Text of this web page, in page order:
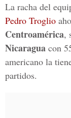
La racha del
Pedro Troglio
Centroamérica,
Nicaragua con
americano la
partidos.